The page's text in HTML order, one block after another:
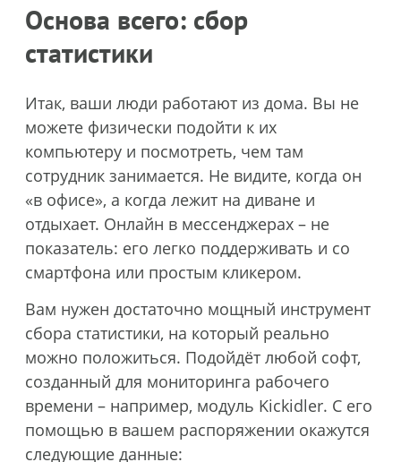
Основа всего: сбор
статистики
Итак, ваши люди работают из дома. Вы не
можете физически подойти к их
компьютеру и посмотреть, чем там
сотрудник занимается. Не видите, когда он
«в офисе», а когда лежит на диване и
отдыхает. Онлайн в мессенджерах – не
показатель: его легко поддерживать и со
смартфона или простым кликером.
Вам нужен достаточно мощный инструмент
сбора статистики, на который реально
можно положиться. Подойдёт любой софт,
созданный для мониторинга рабочего
времени – например, модуль Kickidler. С его
помощью в вашем распоряжении окажутся
следующие данные: